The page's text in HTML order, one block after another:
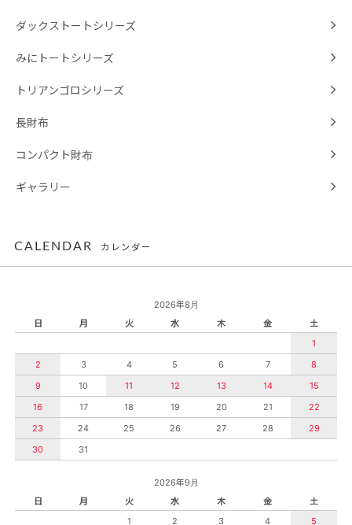
ダックストートシリーズ
みにトートシリーズ
トリアンゴロシリーズ
長財布
コンパクト財布
ギャラリー
CALENDAR カレンダー
2026年8月
日
月 火 水 木 金
土
1
2
3 4 5 6 7
8
9
10 11 12 13 14
15
16
17 18 19 20 21
22
23
24 25 26 27 28
29
30
31
2026年9月
日
月 火 水 木 金
土
1
2 3 4
5